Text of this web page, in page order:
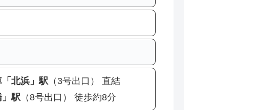
「北浜」駅 （3号出口） 直結
」駅 （8号出口） 徒歩約8分